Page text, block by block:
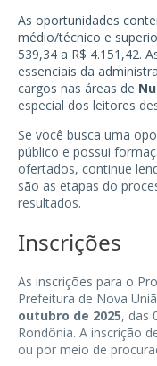
As oportunidades
médio/técnico e
539,34 a R$ 4.151,42.
essenciais da
cargos nas áreas de
especial dos leitores
Se você busca uma
público e possui
ofertados, continue
são as etapas do
resultados.
Inscrições
As inscrições para o
Prefeitura de Nova
outubro de 2025, das
Rondônia. A inscrição
ou por meio de